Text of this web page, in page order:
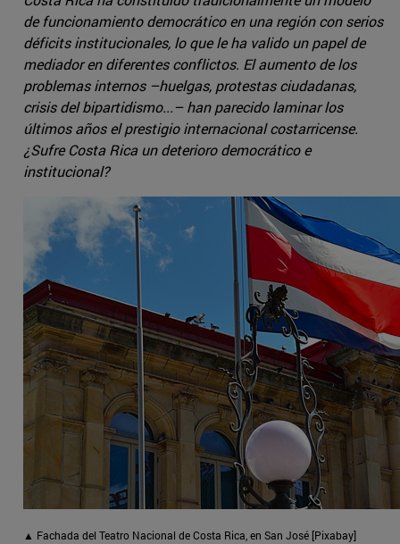
de funcionamiento democrático en una región con serios
déficits institucionales, lo que le ha valido un papel de
mediador en diferentes conflictos. El aumento de los
problemas internos –huelgas, protestas ciudadanas,
crisis del bipartidismo...– han parecido laminar los
últimos años el prestigio internacional costarricense.
¿Sufre Costa Rica un deterioro democrático e
institucional?
▲ Fachada del Teatro Nacional de Costa Rica, en San José [Pixabay]